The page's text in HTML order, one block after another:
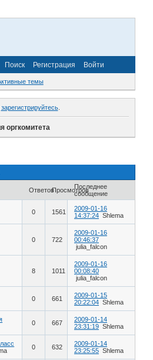
Поиск Регистрация Войти
темы
зарегистрируйтесь.
оргкомитета
ОтветовПросмотровПоследнее
сообщение
0 1561
2009-01-16
14:37:24 Shlema
0 722
2009-01-16
00:46:37
julia_falcon
8 1011
2009-01-16
00:08:40
julia_falcon
0 661
2009-01-15
20:22:04 Shlema
0 667
2009-01-14
23:31:19 Shlema
0 632
2009-01-14
23:25:55 Shlema